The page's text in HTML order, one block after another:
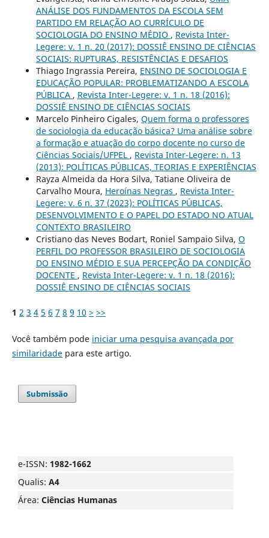
ANÁLISE DOS FUNDAMENTOS DA ESCOLA SEM
PARTIDO EM RELAÇÃO AO CURRÍCULO DE
SOCIOLOGIA DO ENSINO MÉDIO , Revista Inter-
Legere: v. 1 n. 20 (2017): DOSSIÊ ENSINO DE CIÊNCIAS
SOCIAIS: RUPTURAS, RESISTÊNCIAS E DESAFIOS
Thiago Ingrassia Pereira, ENSINO DE SOCIOLOGIA E
EDUCAÇÃO POPULAR: PROBLEMATIZANDO A ESCOLA
PÚBLICA , Revista Inter-Legere: v. 1 n. 18 (2016):
DOSSIÊ ENSINO DE CIÊNCIAS SOCIAIS
Marcelo Pinheiro Cigales, Quem forma o professores
de sociologia da educação básica? Uma análise sobre
a formação e atuação do corpo docente no curso de
Ciências Sociais/UFPEL , Revista Inter-Legere: n. 13
(2013): POLÍTICAS PÚBLICAS, TEORIAS E EXPERIÊNCIAS
Rayza Almeida da Hora Silva, Tatiane Oliveira de
Carvalho Moura, Heroínas Negras , Revista Inter-
Legere: v. 6 n. 37 (2023): POLÍTICAS PÚBLICAS,
DESENVOLVIMENTO E O PAPEL DO ESTADO NO ATUAL
CONTEXTO BRASILEIRO
Cristiano das Neves Bodart, Roniel Sampaio Silva, O
PERFIL DO PROFESSOR BRASILEIRO DE SOCIOLOGIA
DO ENSINO MÉDIO E SUA PERCEPÇÃO DA CONDIÇÃO
DOCENTE , Revista Inter-Legere: v. 1 n. 18 (2016):
DOSSIÊ ENSINO DE CIÊNCIAS SOCIAIS
1 2 3 4 5 6 7 8 9 10 > >>
Você também pode iniciar uma pesquisa avançada por
similaridadepara este artigo.
Submissão
e-ISSN: 1982-1662
Qualis: A4
Área: Ciências Humanas